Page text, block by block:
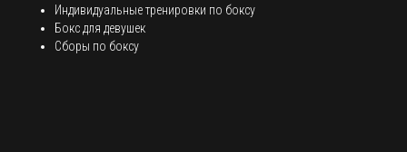
Индивидуальные тренировки по боксу
Бокс для девушек
Сборы по боксу